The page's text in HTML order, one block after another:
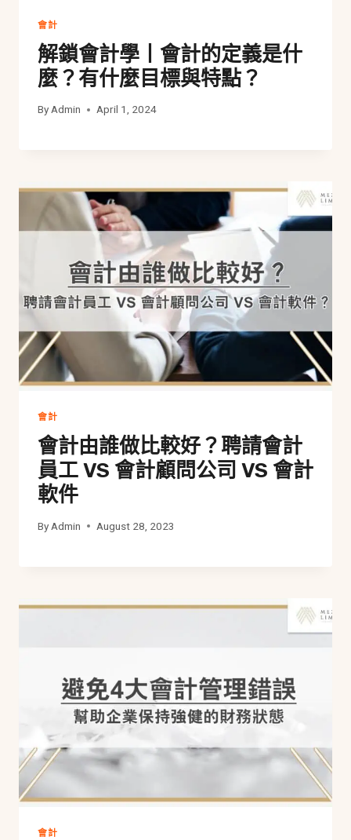
會計
解鎖會計學丨會計的定義是什
麼？有什麼目標與特點？
ByAdmin April 1, 2024
會計
會計由誰做比較好？聘請會計
員工 VS 會計顧問公司 VS 會計
軟件
By Admin August 28, 2023
會計